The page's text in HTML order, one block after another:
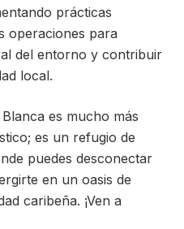
prácticas
operaciones para
del entorno y contribuir
local.
es mucho más
es un refugio de
puedes desconectar
en un oasis de
caribeña. ¡Ven a